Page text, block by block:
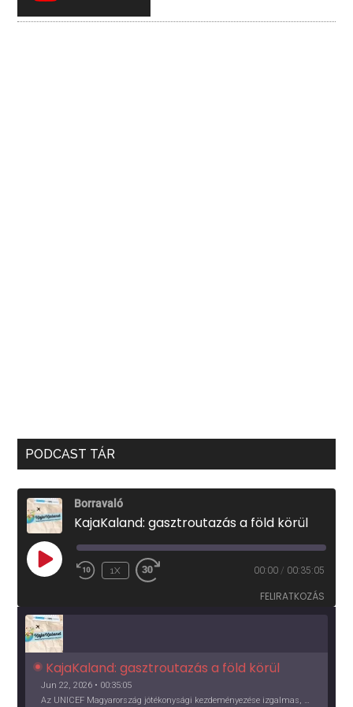
PODCAST TÁR
Borravaló
KajaKaland: gasztroutazás a föld körül
PLAY
EPISODE
1X 00:00 / 00:35:05
FELIRATKOZÁS
KajaKaland: gasztroutazás a föld körül
Jun 22, 2026 • 00:35:05
Az UNICEF Magyarország jótékonysági kezdeményezése izgalmas, egész éves világkörüli ízutazásra hív, igazi családi program és gasztroedukáció, illetve segítség a rászorulóknak is egyben.